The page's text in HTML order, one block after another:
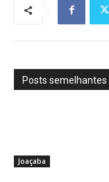
Posts semelhantes
Joaçaba